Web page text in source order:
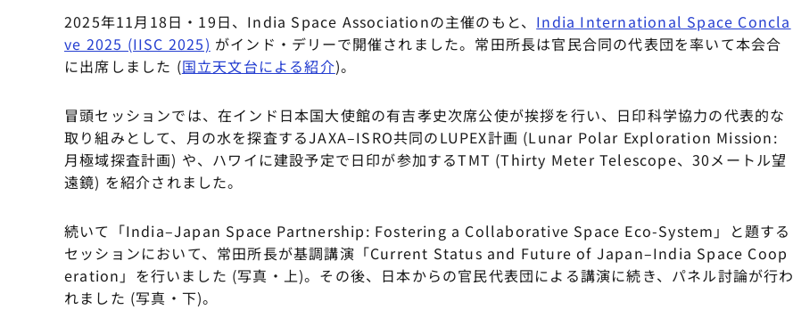
2025年11月18日・19日、India Space Associationの主催のもと、 India International Space Concla
ve 2025 (IISC 2025) がインド・デリーで開催されました。常田所長は官民合同の代表団を率いて本会合
に出席しました (国立天文台による紹介)。
冒頭セッションでは、在インド日本国大使館の有吉孝史次席公使が挨拶を行い、日印科学協力の代表的な
取り組みとして、月の水を探査するJAXA–ISRO共同のLUPEX計画 (Lunar Polar Exploration Mission:
月極域探査計画) や、ハワイに建設予定で日印が参加するTMT (Thirty Meter Telescope、30メートル望
遠鏡) を紹介されました。
続いて「India–Japan Space Partnership: Fostering a Collaborative Space Eco-System」と題する
セッションにおいて、常田所長が基調講演「Current Status and Future of Japan–India Space Coop
eration」を行いました (写真・上)。その後、日本からの官民代表団による講演に続き、パネル討論が行わ
れました (写真・下)。